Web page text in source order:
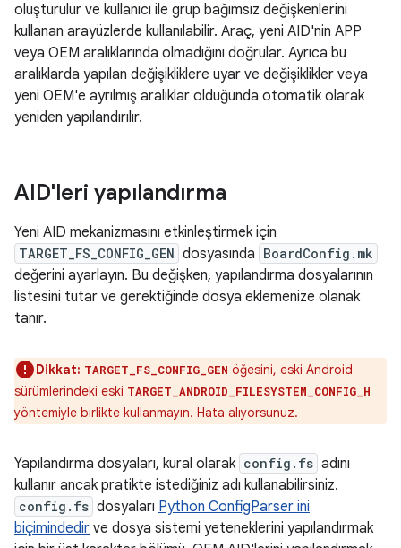
oluşturulur ve kullanıcı ile grup bağımsız değişkenlerini
kullanan arayüzlerde kullanılabilir. Araç, yeni AID'nin APP
veya OEM aralıklarında olmadığını doğrular. Ayrıca bu
aralıklarda yapılan değişikliklere uyar ve değişiklikler veya
yeni OEM'e ayrılmış aralıklar olduğunda otomatik olarak
yeniden yapılandırılır.
AID'leri yapılandırma
Yeni AID mekanizmasını etkinleştirmek için
TARGET_FS_CONFIG_GEN dosyasında BoardConfig.mk
değerini ayarlayın. Bu değişken, yapılandırma dosyalarının
listesini tutar ve gerektiğinde dosya eklemenize olanak
tanır.
Dikkat: TARGET_FS_CONFIG_GEN öğesini, eski Android
sürümlerindeki eski TARGET_ANDROID_FILESYSTEM_CONFIG_H
yöntemiyle birlikte kullanmayın. Hata alıyorsunuz.
Yapılandırma dosyaları, kural olarak config.fs adını
kullanır ancak pratikte istediğiniz adı kullanabilirsiniz.
config.fs dosyaları Python ConfigParser ini
biçimindedir ve dosya sistemi yeteneklerini yapılandırmak